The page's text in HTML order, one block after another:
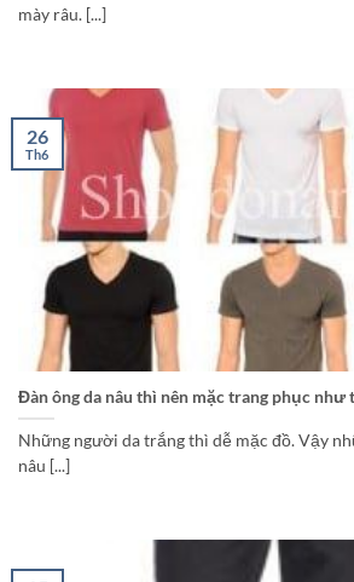
mày râu. [...]
Đàn ông da nâu thì nên mặc trang phục như
Những người da trắng thì dễ mặc đồ. Vậy
nâu [...]
26
Th6